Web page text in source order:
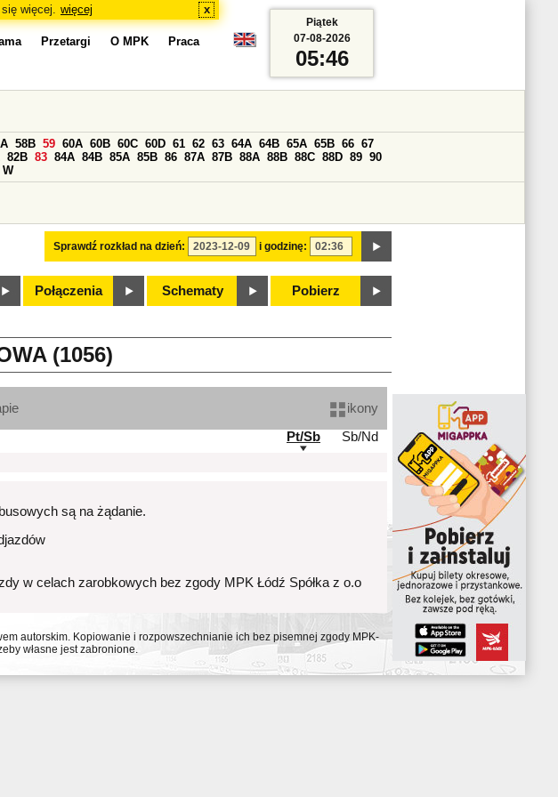
więcej. więcej x
Przetargi O MPK Praca
Sprawdź rozkład na dzień: i godzinę:
58B 59 60A 60B 60C 60D 61 62 63 64A 64B 65A 65B 66 67
82B 83 84A 84B 85A 85B 86 87A 87B 88A 88B 88C 88D 89 90
W
Połączenia Schematy Pobierz
Piątek
07-08-2026
05:46
(1056)
ikony
Pt/Sb
Sb/Nd
są na żądanie.
w celach zarobkowych bez zgody MPK Łódź Spółka z o.o
autorskim. Kopiowanie i rozpowszechnianie ich bez pisemnej zgody MPK-
własne jest zabronione.